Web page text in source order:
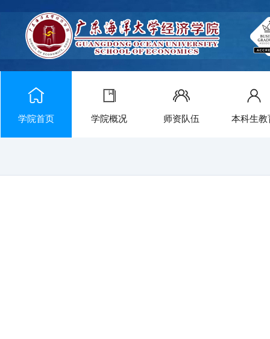
学院首页 学院概况 师资队伍 本科生教